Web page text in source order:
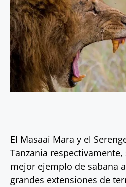
El Masaai Mara y el
Tanzania
mejor ejemplo de sabana
grandes extensiones de